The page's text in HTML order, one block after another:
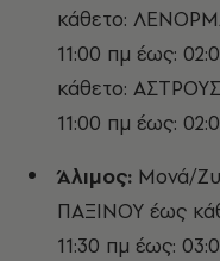
κάθετο:
11:00 πμ έως:
κάθετο:
11:00 πμ έως:
Άλιμος: Μονά/
ΠΑΞΙΝΟΥ έως
11:30 πμ έως: